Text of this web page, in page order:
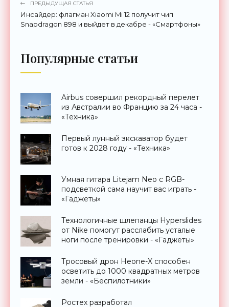
ПРЕДЫДУЩАЯ СТАТЬЯ
Инсайдер: флагман Xiaomi Mi 12 получит чип
Snapdragon 898 и выйдет в декабре - «Смартфоны»
Популярные статьи
Airbus совершил рекордный перелет
из Австралии во Францию за 24 часа -
«Техника»
Первый лунный экскаватор будет
готов к 2028 году - «Техника»
Умная гитара Litejam Neo с RGB-
подсветкой сама научит вас играть -
«Гаджеты»
Технологичные шлепанцы Hyperslides
от Nike помогут расслабить усталые
ноги после тренировки - «Гаджеты»
Тросовый дрон Heone-X способен
осветить до 1000 квадратных метров
земли - «Беспилотники»
Ростех разработал